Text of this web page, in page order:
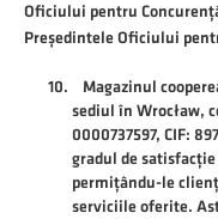
Oficiului pentru
Președintele Oficiului
Magazinul
sediul în Wrocław,
0000737597, CIF:
gradul de
permițându-le
serviciile oferite.